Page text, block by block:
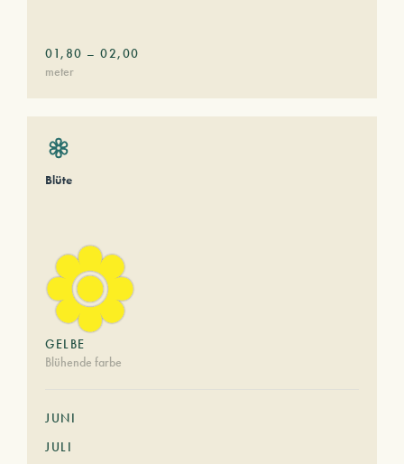
01,80 – 02,00
meter
Blüte
GELBE
Blühende farbe
JUNI
JULI